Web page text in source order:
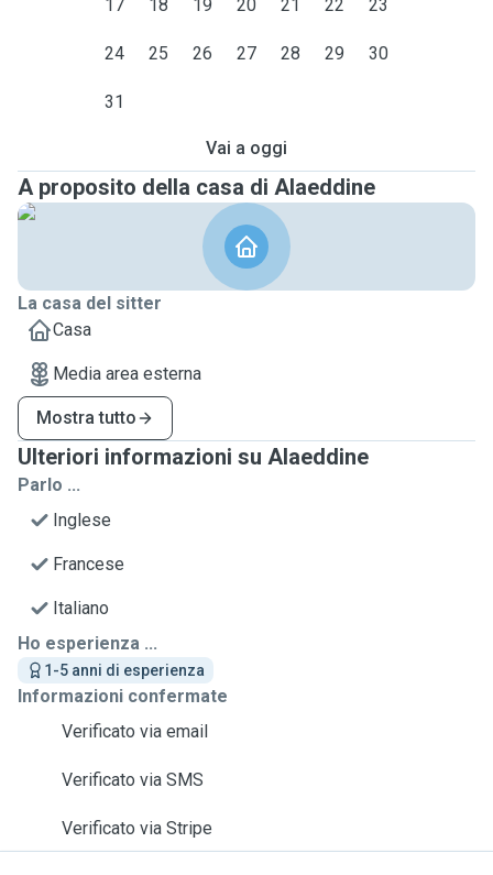
17 18 19 20 21 22 23
24 25 26 27 28 29 30
31
Vai a oggi
A proposito della casa di Alaeddine
La casa del sitter
Casa
Media area esterna
Mostra tutto
Ulteriori informazioni su Alaeddine
Parlo ...
Inglese
Francese
Italiano
Ho esperienza ...
1-5 anni di esperienza
Informazioni confermate
Verificato via email
Verificato via SMS
Verificato via Stripe